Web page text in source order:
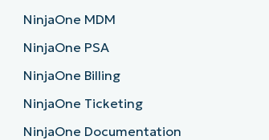
NinjaOne MDM
NinjaOne PSA
NinjaOne Billing
NinjaOne Ticketing
NinjaOne Documentation